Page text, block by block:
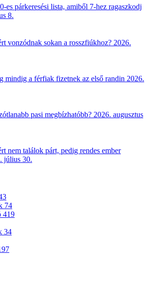
es párkeresési lista, amiből 7-hez ragaszkodj
8.
vonzódnak sokan a rosszfiúkhoz? 2026.
mindig a férfiak fizetnek az első randin 2026.
pasi megbízhatóbb? 2026. augusztus
nem találok párt, pedig rendes ember
július 30.
74
419
34